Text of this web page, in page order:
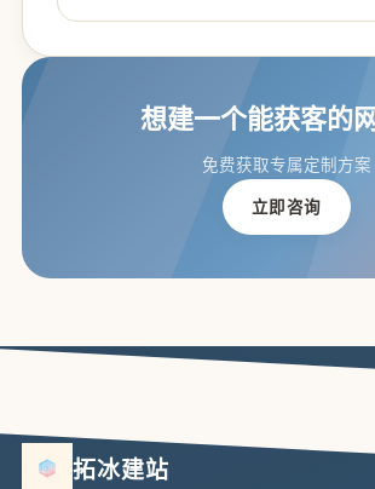
想建一个能获客的
免费获取专属定制方案
立即咨询
拓冰建站